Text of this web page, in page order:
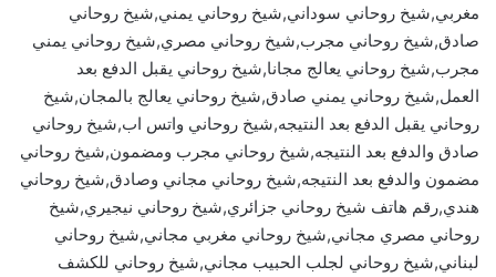
مغربي,شيخ روحاني سوداني,شيخ روحاني يمني,شيخ روحاني
صادق,شيخ روحاني مجرب,شيخ روحاني مصري,شيخ روحاني يمني
مجرب,شيخ روحاني يعالج مجانا,شيخ روحاني يقبل الدفع بعد
العمل,شيخ روحاني يمني صادق,شيخ روحاني يعالج بالمجان,شيخ
روحاني يقبل الدفع بعد النتيجه,شيخ روحاني واتس اب,شيخ روحاني
صادق والدفع بعد النتيجه,شيخ روحاني مجرب ومضمون,شيخ روحاني
مضمون والدفع بعد النتيجه,شيخ روحاني مجاني وصادق,شيخ روحاني
هندي,رقم هاتف شيخ روحاني جزائري,شيخ روحاني نيجيري,شيخ
روحاني مصري مجاني,شيخ روحاني مغربي مجاني,شيخ روحاني
لبناني,شيخ روحاني لجلب الحبيب مجاني,شيخ روحاني للكشف